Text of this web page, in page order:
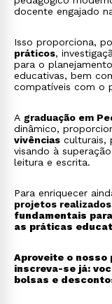
docente engajado
Isso proporciona,
práticos,
para o
educativas, bem
compatíveis com o
A graduação em
dinâmico,
vivências culturais,
visando à
leitura e escrita.
Para enriquecer
projetos
fundamentais
as práticas
Aproveite o nosso
inscreva-se já:
bolsas e